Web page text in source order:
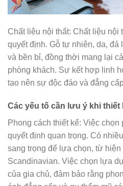
Chất liệu nội thất: Chất liệu nội
quyết định. Gỗ tự nhiên, da,
và bền bỉ, đồng thời mang lại
phòng khách. Sự kết hợp linh
tạo nên sự độc đáo và đẳng
Các yếu tố cần lưu ý khi thiết
Phong cách thiết kế: Việc chọn
quyết định quan trọng. Có
sang trọng để lựa chọn, từ hiện
Scandinavian. Việc chọn lựa
của gia chủ, đảm bảo rằng